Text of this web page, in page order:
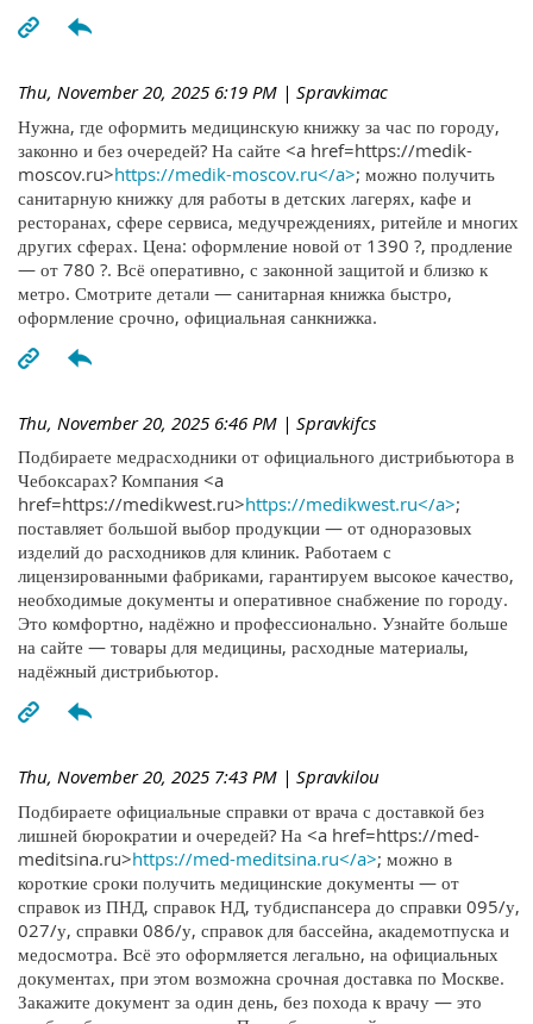
Thu, November 20, 2025 6:19 PM | Spravkimac
Нужна, где оформить медицинскую книжку за час по городу,
законно и без очередей? На сайте <a href=https://medik-
moscov.ru>https://medik-moscov.ru</a>; можно получить
санитарную книжку для работы в детских лагерях, кафе и
ресторанах, сфере сервиса, медучреждениях, ритейле и многих
других сферах. Цена: оформление новой от 1390 ?, продление
— от 780 ?. Всё оперативно, с законной защитой и близко к
метро. Смотрите детали — санитарная книжка быстро,
оформление срочно, официальная санкнижка.
Thu, November 20, 2025 6:46 PM | Spravkifcs
Подбираете медрасходники от официального дистрибьютора в
Чебоксарах? Компания <a
href=https://medikwest.ru>https://medikwest.ru</a>;
поставляет большой выбор продукции — от одноразовых
изделий до расходников для клиник. Работаем с
лицензированными фабриками, гарантируем высокое качество,
необходимые документы и оперативное снабжение по городу.
Это комфортно, надёжно и профессионально. Узнайте больше
на сайте — товары для медицины, расходные материалы,
надёжный дистрибьютор.
Thu, November 20, 2025 7:43 PM | Spravkilou
Подбираете официальные справки от врача с доставкой без
лишней бюрократии и очередей? На <a href=https://med-
meditsina.ru>https://med-meditsina.ru</a>; можно в
короткие сроки получить медицинские документы — от
справок из ПНД, справок НД, тубдиспансера до справки 095/у,
027/у, справки 086/у, справок для бассейна, академотпуска и
медосмотра. Всё это оформляется легально, на официальных
документах, при этом возможна срочная доставка по Москве.
Закажите документ за один день, без похода к врачу — это